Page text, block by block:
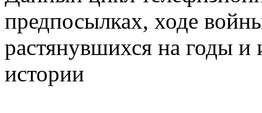
предпосылках, ходе
растянувшихся на годы
истории